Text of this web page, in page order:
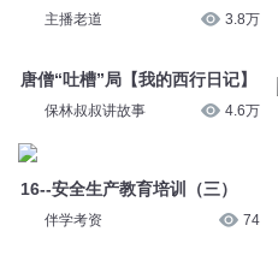
主播老道 3.8万
唐僧“吐槽”局【我的西行日记】
保林叔叔讲故事 4.6万
16--安全生产教育培训（三）
伴学考资 74